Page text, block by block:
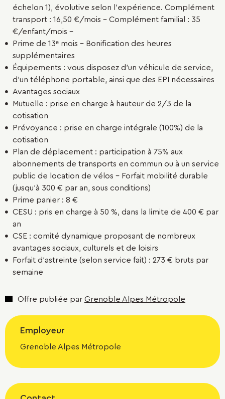
échelon 1), évolutive selon l’expérience. Complément
transport : 16,50 €/mois - Complément familial : 35
€/enfant/mois –
Prime de 13ᵉ mois – Bonification des heures
supplémentaires
Équipements : vous disposez d’un véhicule de service,
d’un téléphone portable, ainsi que des EPI nécessaires
Avantages sociaux
Mutuelle : prise en charge à hauteur de 2/3 de la
cotisation
Prévoyance : prise en charge intégrale (100%) de la
cotisation
Plan de déplacement : participation à 75% aux
abonnements de transports en commun ou à un service
public de location de vélos - Forfait mobilité durable
(jusqu’à 300 € par an, sous conditions)
Prime panier : 8 €
CESU : pris en charge à 50 %, dans la limite de 400 € par
an
CSE : comité dynamique proposant de nombreux
avantages sociaux, culturels et de loisirs
Forfait d’astreinte (selon service fait) : 273 € bruts par
semaine
Offre publiée par Grenoble Alpes Métropole
Employeur
Grenoble Alpes Métropole